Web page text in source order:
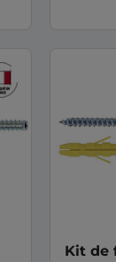
Kit de